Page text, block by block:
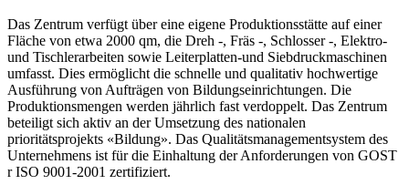
Das Zentrum verfügt über eine eigene Produktionsstätte auf einer
Fläche von etwa 2000 qm, die Dreh -, Fräs -, Schlosser -, Elektro-
und Tischlerarbeiten sowie Leiterplatten-und Siebdruckmaschinen
umfasst. Dies ermöglicht die schnelle und qualitativ hochwertige
Ausführung von Aufträgen von Bildungseinrichtungen. Die
Produktionsmengen werden jährlich fast verdoppelt. Das Zentrum
beteiligt sich aktiv an der Umsetzung des nationalen
prioritätsprojekts «Bildung». Das Qualitätsmanagementsystem des
Unternehmens ist für die Einhaltung der Anforderungen von GOST
r ISO 9001-2001 zertifiziert.